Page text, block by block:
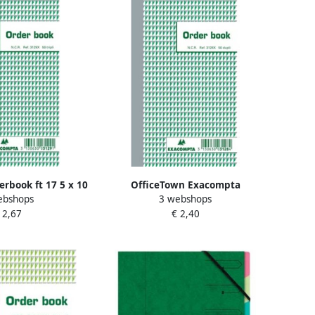
ft 17 5 x 10
x 3 vel)
OfficeTown Exacompta
orderbook ft 17 5 x 10 5 cm dupli
(50 x 2 vel)
3 webshops
€ 2,40